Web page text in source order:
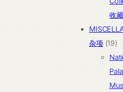
收藏
杂项 1919
个
产
品